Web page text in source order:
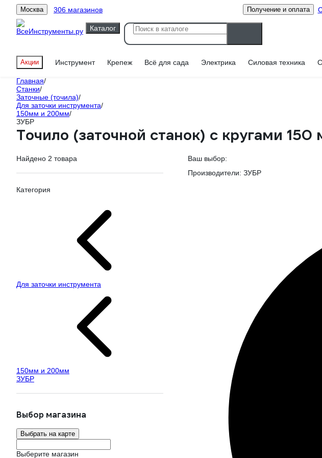
Москва 306 магазинов Получение и оплата
Каталог
Акции Инструмент Крепеж Всё для сада Электрика Силовая техника
Главная/
Станки/
Заточные (точила)/
Для заточки инструмента/
150мм и 200мм/
ЗУБР
Точило (заточной станок) с кругами
Найдено 2 товара
Категория
Для заточки инструмента
150мм и 200мм
ЗУБР
Выбор магазина
Выбрать на карте
Выберите магазин
Ваш выбор:
Производители: ЗУБР